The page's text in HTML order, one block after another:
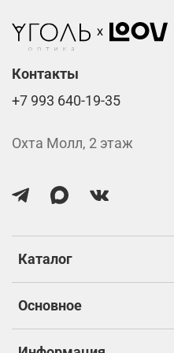
Стоимость указана за две
изготовлением.
Каталог
Основное
Контакты
+7 993 640-19-35
Охта Молл, 2 этаж